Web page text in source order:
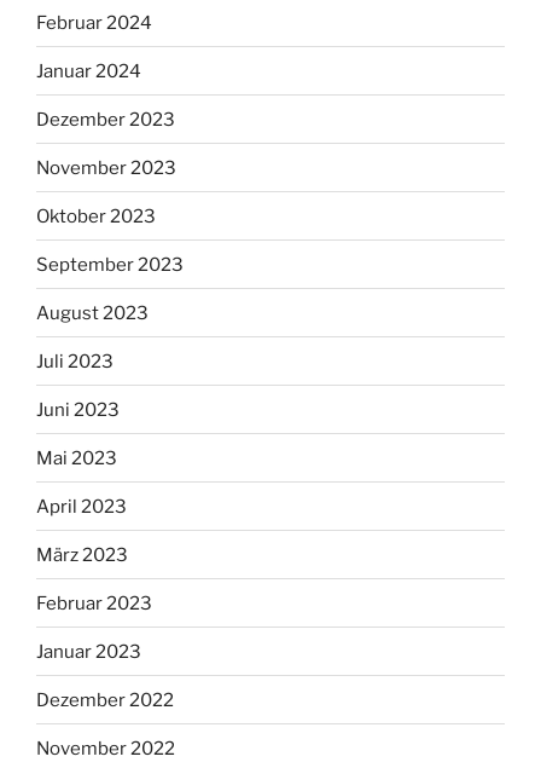
Februar 2024
Januar 2024
Dezember 2023
November 2023
Oktober 2023
September 2023
August 2023
Juli 2023
Juni 2023
Mai 2023
April 2023
März 2023
Februar 2023
Januar 2023
Dezember 2022
November 2022